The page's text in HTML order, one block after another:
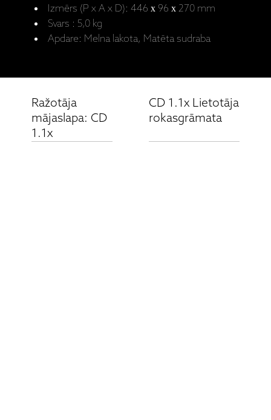
Izmērs (P x A x D): 446 х 96 х 270 mm
Svars : 5,0 kg
Apdare: Melna lakota, Matēta sudraba
Ražotāja
mājaslapa: CD
1.1x
CD 1.1x Lietotāja
rokasgrāmata